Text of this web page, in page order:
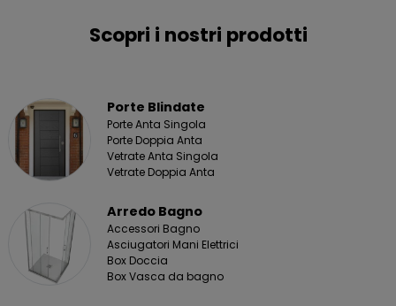
Scopri i nostri prodotti
Porte Blindate
Porte Anta Singola
Porte Doppia Anta
Vetrate Anta Singola
Vetrate Doppia Anta
Arredo Bagno
Accessori Bagno
Asciugatori Mani Elettrici
Box Doccia
Box Vasca da bagno